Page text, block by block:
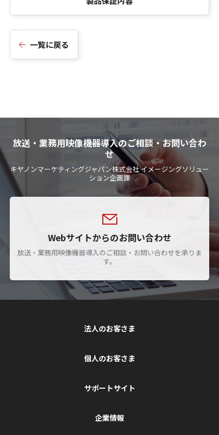
一覧に戻る
放送・業務用映像機器導入のご相談・お問い合わ
せ
キヤノンマーケティングジャパン株式会社 イメージングソリュー
ション企画課
Webサイトからのお問い合わせ
放送・業務用映像機器導入のご相談・お問い合わせを承りま
す。
法人のお客さま
個人のお客さま
サポートサイト
企業情報